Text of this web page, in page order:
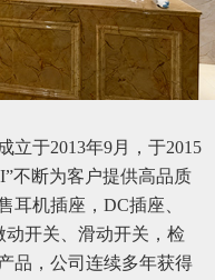
于2013年9月，于2015
不断为客户提供高品质
耳机插座，DC插座、
动开关、滑动开关，检
品，公司连续多年获得